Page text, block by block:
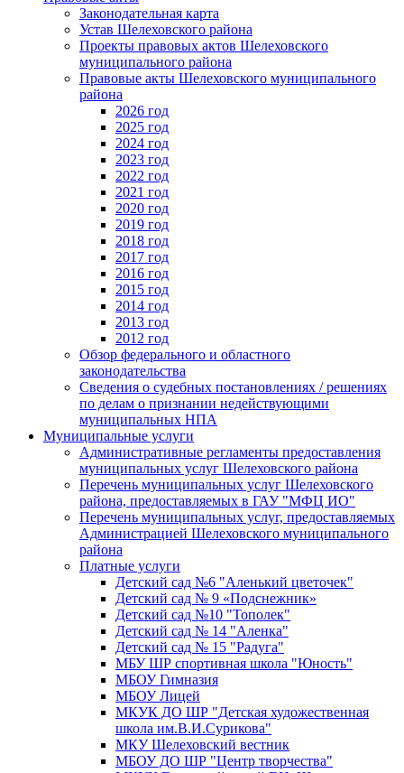
Законодательная карта
Устав Шелеховского района
Проекты правовых актов Шелеховского
муниципального района
Правовые акты Шелеховского муниципального
района
2026 год
2025 год
2024 год
2023 год
2022 год
2021 год
2020 год
2019 год
2018 год
2017 год
2016 год
2015 год
2014 год
2013 год
2012 год
Обзор федерального и областного
законодательства
Сведения о судебных постановлениях / решениях
по делам о признании недействующими
муниципальных НПА
Муниципальные услуги
Административные регламенты предоставления
муниципальных услуг Шелеховского района
Перечень муниципальных услуг Шелеховского
района, предоставляемых в ГАУ "МФЦ ИО"
Перечень муниципальных услуг, предоставляемых
Администрацией Шелеховского муниципального
района
Платные услуги
Детский сад №6 "Аленький цветочек"
Детский сад № 9 «Подснежник»
Детский сад №10 "Тополек"
Детский сад № 14 "Аленка"
Детский сад № 15 "Радуга"
МБУ ШР спортивная школа "Юность"
МБОУ Гимназия
МБОУ Лицей
МКУК ДО ШР "Детская художественная
школа им.В.И.Сурикова"
МКУ Шелеховский вестник
МБОУ ДО ШР "Центр творчества"